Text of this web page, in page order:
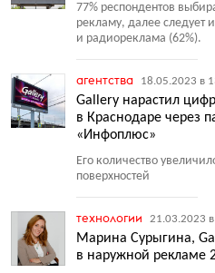
77% респондентов
рекламу, далее следует
и радиореклама (62%).
агентства 18.05.2023 в
Gallery нарастил
в Краснодаре через
«Инфоплюс»
Его количество
поверхностей
технологии 21.03.2023
Марина Сурыгина,
в наружной рекламе